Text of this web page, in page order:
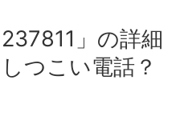
」の詳細
つこい電話？